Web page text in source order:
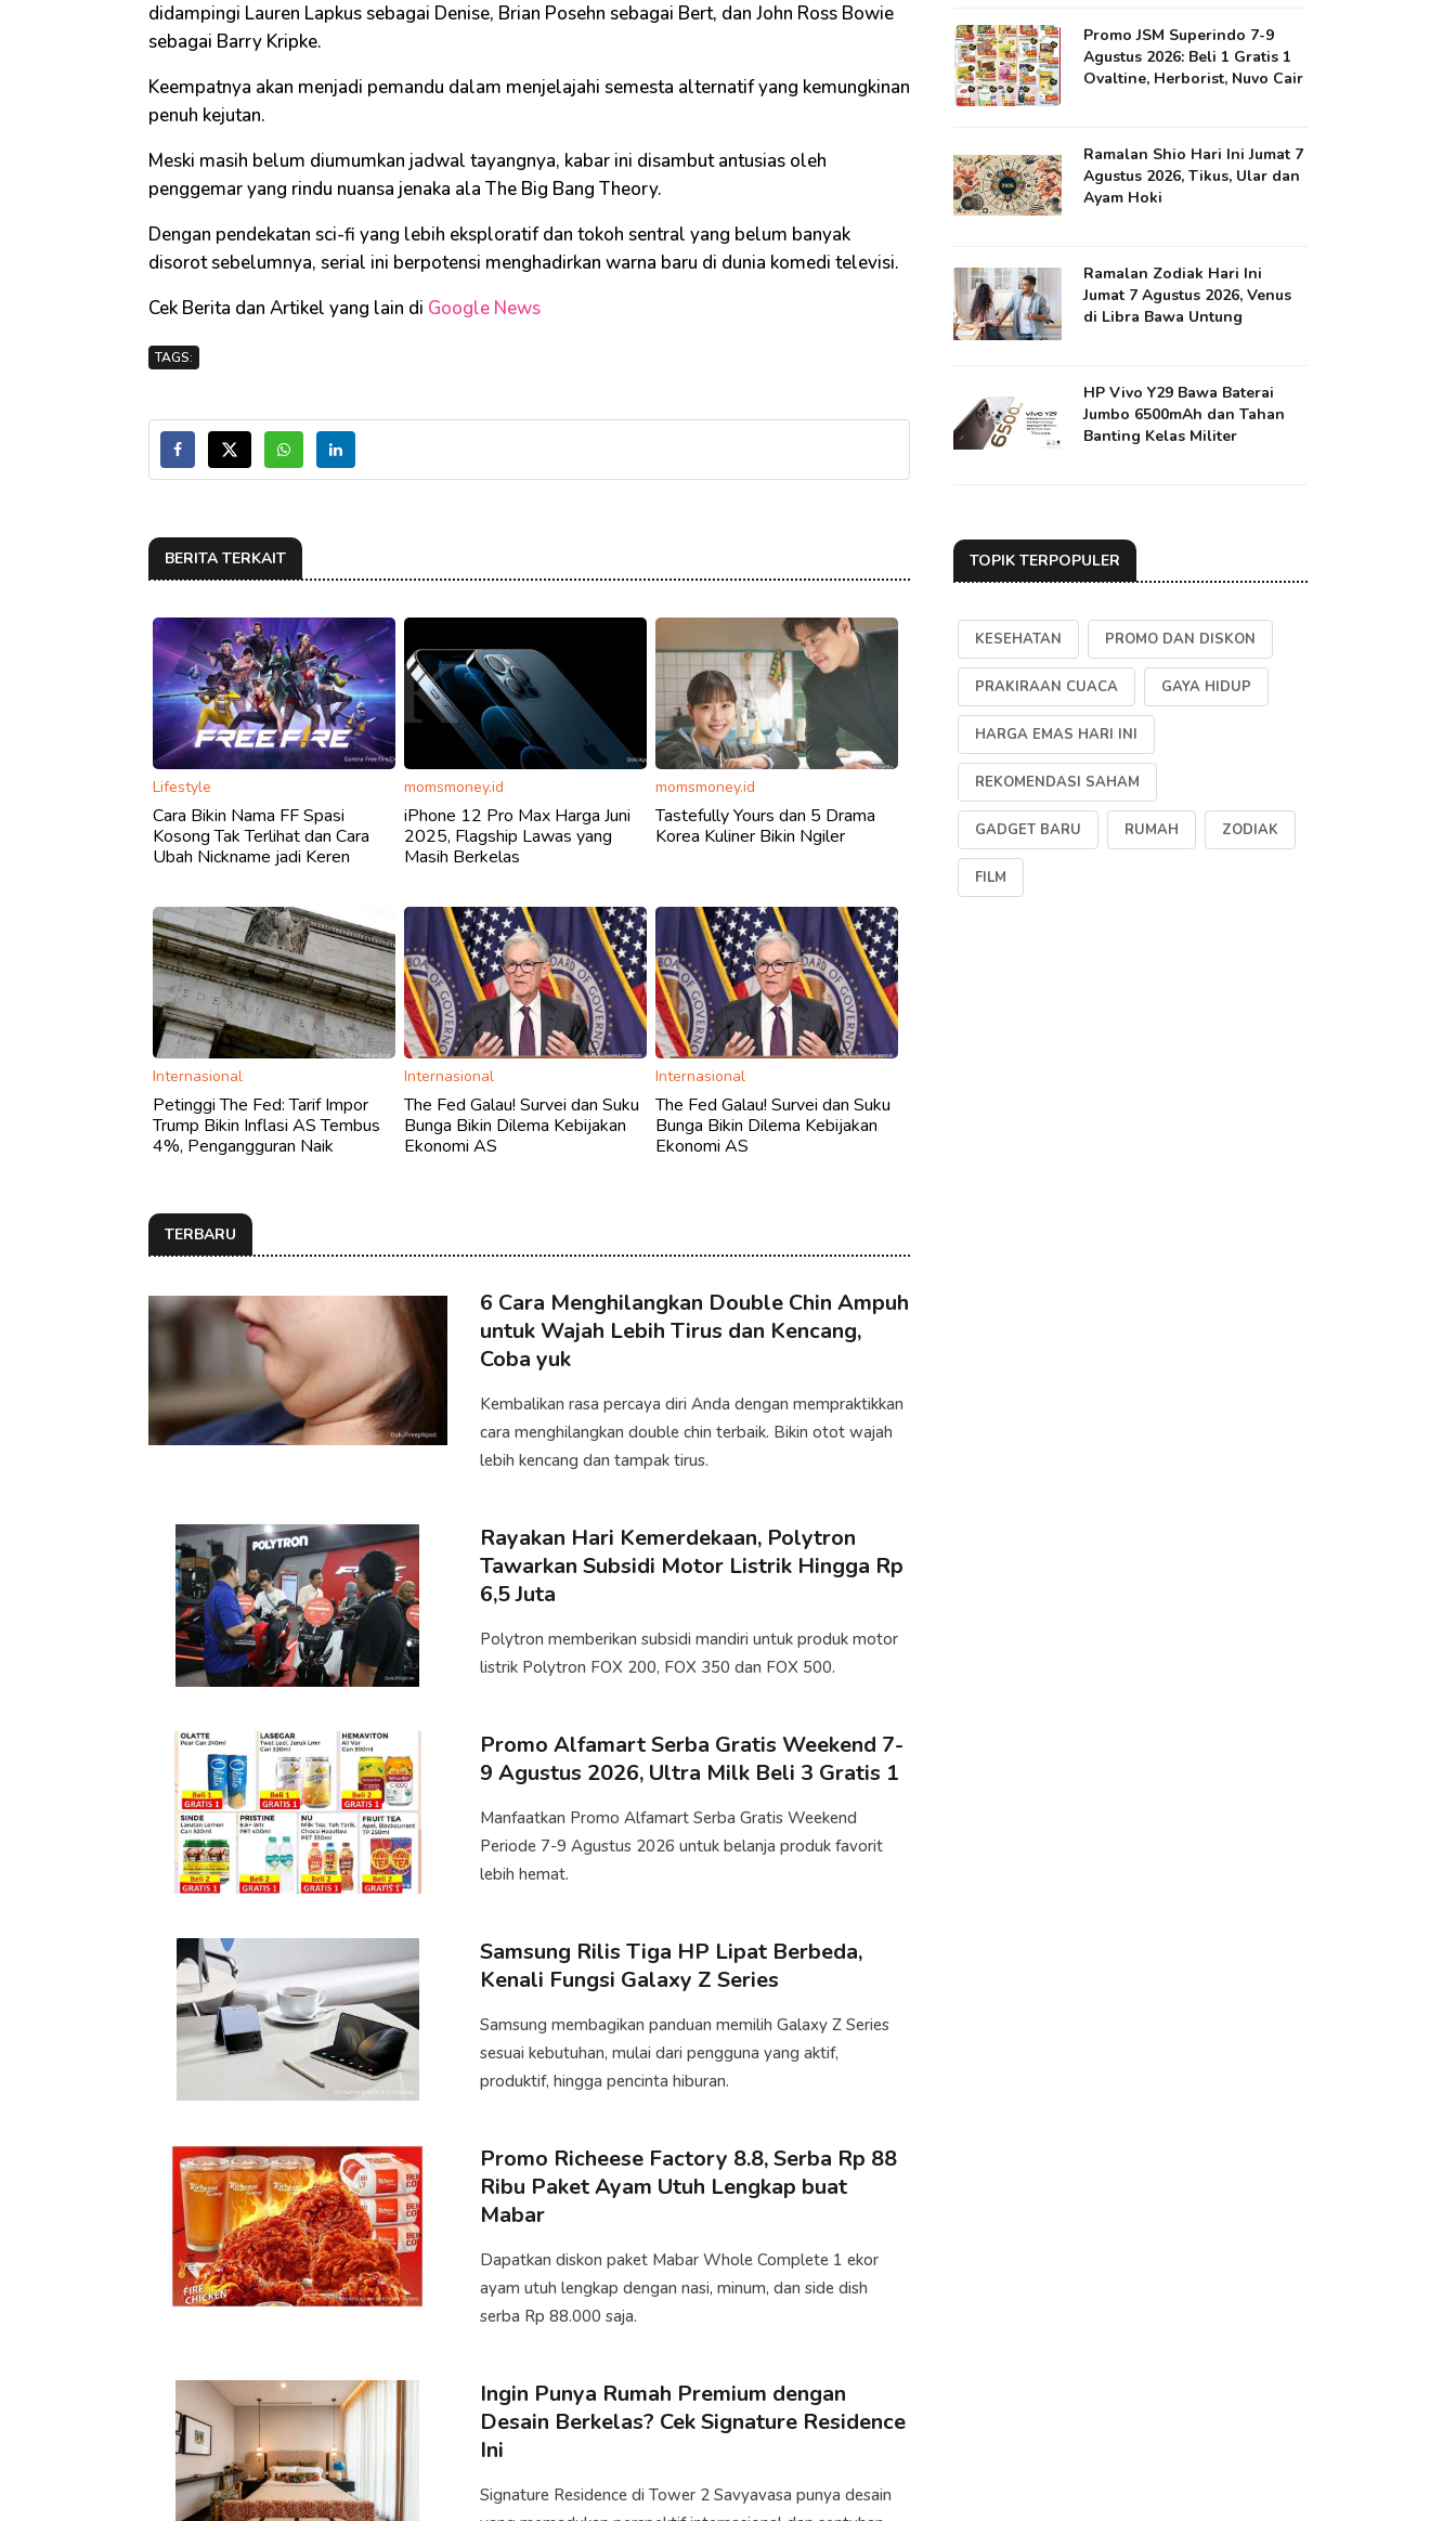
didampingi Lauren Lapkus sebagai Denise, Brian Posehn sebagai Bert, dan John Ross Bowie
sebagai Barry Kripke.
Keempatnya akan menjadi pemandu dalam menjelajahi semesta alternatif yang kemungkinan
penuh kejutan.
Meski masih belum diumumkan jadwal tayangnya, kabar ini disambut antusias oleh
penggemar yang rindu nuansa jenaka ala The Big Bang Theory.
Dengan pendekatan sci-fi yang lebih eksploratif dan tokoh sentral yang belum banyak
disorot sebelumnya, serial ini berpotensi menghadirkan warna baru di dunia komedi televisi.
Cek Berita dan Artikel yang lain di Google News
TAGS:
BERITA TERKAIT
Lifestyle
Cara Bikin Nama FF Spasi
Kosong Tak Terlihat dan Cara
Ubah Nickname jadi Keren
momsmoney.id
iPhone 12 Pro Max Harga Juni
2025, Flagship Lawas yang
Masih Berkelas
momsmoney.id
Tastefully Yours dan 5 Drama
Korea Kuliner Bikin Ngiler
Internasional
Petinggi The Fed: Tarif Impor
Trump Bikin Inflasi AS Tembus
4%, Pengangguran Naik
Internasional
The Fed Galau! Survei dan Suku
Bunga Bikin Dilema Kebijakan
Ekonomi AS
Internasional
The Fed Galau! Survei dan Suku
Bunga Bikin Dilema Kebijakan
Ekonomi AS
TERBARU
6 Cara Menghilangkan Double Chin Ampuh
untuk Wajah Lebih Tirus dan Kencang,
Coba yuk
Kembalikan rasa percaya diri Anda dengan mempraktikkan
cara menghilangkan double chin terbaik. Bikin otot wajah
lebih kencang dan tampak tirus.
Rayakan Hari Kemerdekaan, Polytron
Tawarkan Subsidi Motor Listrik Hingga Rp
6,5 Juta
Polytron memberikan subsidi mandiri​ untuk produk motor
listrik Polytron FOX 200, FOX 350 dan FOX 500.
Promo Alfamart Serba Gratis Weekend 7-
9 Agustus 2026, Ultra Milk Beli 3 Gratis 1
Manfaatkan Promo Alfamart Serba Gratis Weekend
Periode 7-9 Agustus 2026 untuk belanja produk favorit
lebih hemat.
Samsung Rilis Tiga HP Lipat Berbeda,
Kenali Fungsi Galaxy Z Series
Samsung membagikan panduan memilih Galaxy Z Series
sesuai kebutuhan, mulai dari pengguna yang aktif,
produktif, hingga pencinta hiburan.
Promo Richeese Factory 8.8, Serba Rp 88
Ribu Paket Ayam Utuh Lengkap buat
Mabar
Dapatkan diskon paket Mabar Whole Complete 1 ekor
ayam utuh lengkap dengan nasi, minum, dan side dish
serba Rp 88.000 saja.
Ingin Punya Rumah Premium dengan
Desain Berkelas? Cek Signature Residence
Ini
​Signature Residence di Tower 2 Savyavasa punya desain
Promo JSM Superindo 7-9
Agustus 2026: Beli 1 Gratis 1
Ovaltine, Herborist, Nuvo Cair
Ramalan Shio Hari Ini Jumat 7
Agustus 2026, Tikus, Ular dan
Ayam Hoki
Ramalan Zodiak Hari Ini
Jumat 7 Agustus 2026, Venus
di Libra Bawa Untung
HP Vivo Y29 Bawa Baterai
Jumbo 6500mAh dan Tahan
Banting Kelas Militer
TOPIK TERPOPULER
KESEHATAN PROMO DAN DISKON
PRAKIRAAN CUACA GAYA HIDUP
HARGA EMAS HARI INI
REKOMENDASI SAHAM
GADGET BARU RUMAH ZODIAK
FILM